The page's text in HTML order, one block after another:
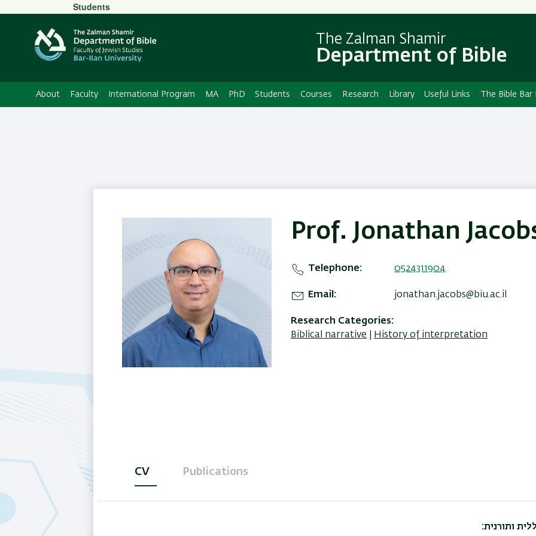
main
content
main
Navigation
Secondary
Menu
Students
The Zalman Shamir
Department of Bible
About Faculty International Program MA PhD Students Courses Research Library Useful Links The Bible
Prof. Jonathan
Telephone 0524311904
Email jonathan.jacobs@biu.ac.il
Research Categories
Biblical narrative
History of interpretation
CV
(active
tab)
Publications
ותורנית: